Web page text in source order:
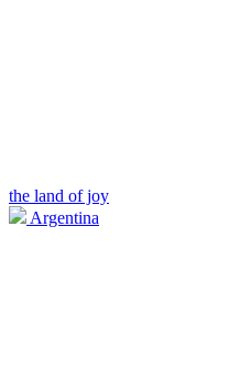
the land of joy
Argentina